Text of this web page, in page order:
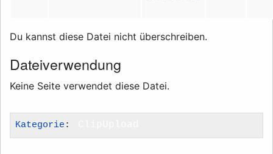
Du kannst diese Datei nicht überschreiben.
Dateiverwendung
Keine Seite verwendet diese Datei.
Kategorie :